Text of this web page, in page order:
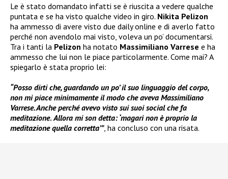
Le è stato domandato infatti se è riuscita a vedere qualche
puntata e se ha visto qualche video in giro. Nikita Pelizon
ha ammesso di avere visto due daily online e di averlo fatto
perché non avendolo mai visto, voleva un po’ documentarsi.
Tra i tanti la Pelizon ha notato Massimiliano Varrese e ha
ammesso che lui non le piace particolarmente. Come mai? A
spiegarlo è stata proprio lei:
“Posso dirti che, guardando un po’ il suo linguaggio del corpo,
non mi piace minimamente il modo che aveva Massimiliano
Varrese. Anche perché avevo visto sui suoi social che fa
meditazione. Allora mi son detta: ‘magari non è proprio la
meditazione quella corretta’”, ha concluso con una risata.